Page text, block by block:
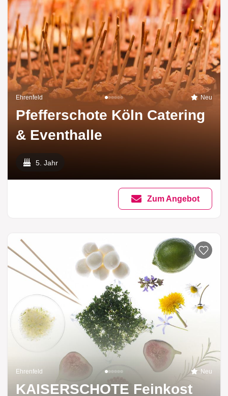
Ehrenfeld Neu
Pfefferschote Köln Catering
& Eventhalle
5. Jahr
Zum Angebot
Ehrenfeld Neu
KAISERSCHOTE Feinkost